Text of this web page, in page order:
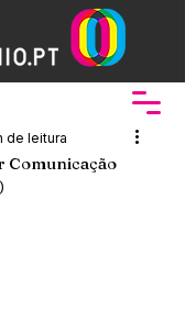
Comunicação
de leitura